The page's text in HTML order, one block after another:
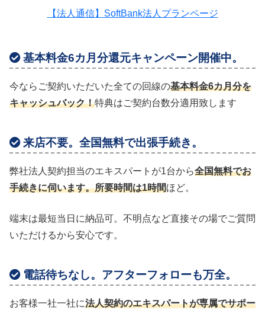
【法人通信】SoftBank法人プランページ
基本料金6カ月分還元キャンペーン開催中。
今ならご契約いただいた全ての回線の基本料金6カ月分を
キャッシュバック！特典はご契約台数分適用致します
来店不要。全国無料で出張手続き。
弊社法人契約担当のエキスパートが1台から全国無料でお
手続きに伺います。所要時間は1時間ほど。
端末は最短当日に納品可。不明点など直接その場でご質問
いただけるから安心です。
電話待ちなし。アフターフォローも万全。
お客様一社一社に法人契約のエキスパートが専属でサポー